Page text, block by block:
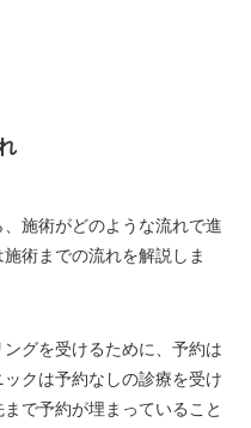
施術がどのような流れで進
術までの流れを解説しま
グを受けるために、予約は
クは予約なしの診療を受け
で予約が埋まっていること